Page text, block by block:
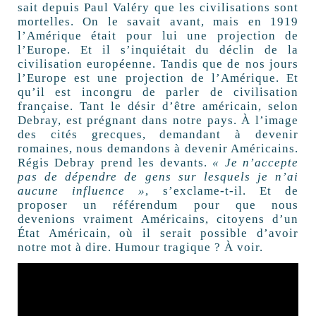
sait depuis Paul Valéry que les civilisations sont
mortelles. On le savait avant, mais en 1919
l’Amérique était pour lui une projection de
l’Europe. Et il s’inquiétait du déclin de la
civilisation européenne. Tandis que de nos jours
l’Europe est une projection de l’Amérique. Et
qu’il est incongru de parler de civilisation
française. Tant le désir d’être américain, selon
Debray, est prégnant dans notre pays. À l’image
des cités grecques, demandant à devenir
romaines, nous demandons à devenir Américains.
Régis Debray prend les devants. « Je n’accepte
pas de dépendre de gens sur lesquels je n’ai
aucune influence », s’exclame-t-il. Et de
proposer un référendum pour que nous
devenions vraiment Américains, citoyens d’un
État Américain, où il serait possible d’avoir
notre mot à dire. Humour tragique ? À voir.